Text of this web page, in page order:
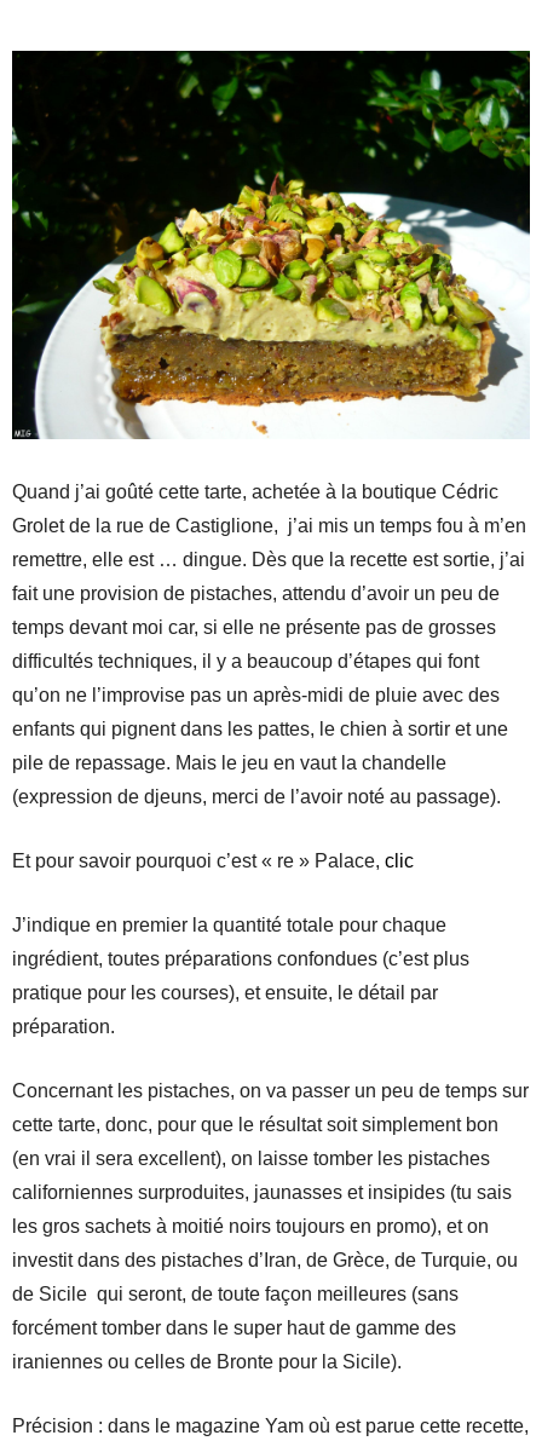
Quand j’ai goûté cette tarte, achetée à la boutique Cédric
Grolet de la rue de Castiglione, j’ai mis un temps fou à m’en
remettre, elle est … dingue. Dès que la recette est sortie, j’ai
fait une provision de pistaches, attendu d’avoir un peu de
temps devant moi car, si elle ne présente pas de grosses
difficultés techniques, il y a beaucoup d’étapes qui font
qu’on ne l’improvise pas un après-midi de pluie avec des
enfants qui pignent dans les pattes, le chien à sortir et une
pile de repassage. Mais le jeu en vaut la chandelle
(expression de djeuns, merci de l’avoir noté au passage).
Et pour savoir pourquoi c’est « re » Palace, clic
J’indique en premier la quantité totale pour chaque
ingrédient, toutes préparations confondues (c’est plus
pratique pour les courses), et ensuite, le détail par
préparation.
Concernant les pistaches, on va passer un peu de temps sur
cette tarte, donc, pour que le résultat soit simplement bon
(en vrai il sera excellent), on laisse tomber les pistaches
californiennes surproduites, jaunasses et insipides (tu sais
les gros sachets à moitié noirs toujours en promo), et on
investit dans des pistaches d’Iran, de Grèce, de Turquie, ou
de Sicile qui seront, de toute façon meilleures (sans
forcément tomber dans le super haut de gamme des
iraniennes ou celles de Bronte pour la Sicile).
Précision : dans le magazine Yam où est parue cette recette,